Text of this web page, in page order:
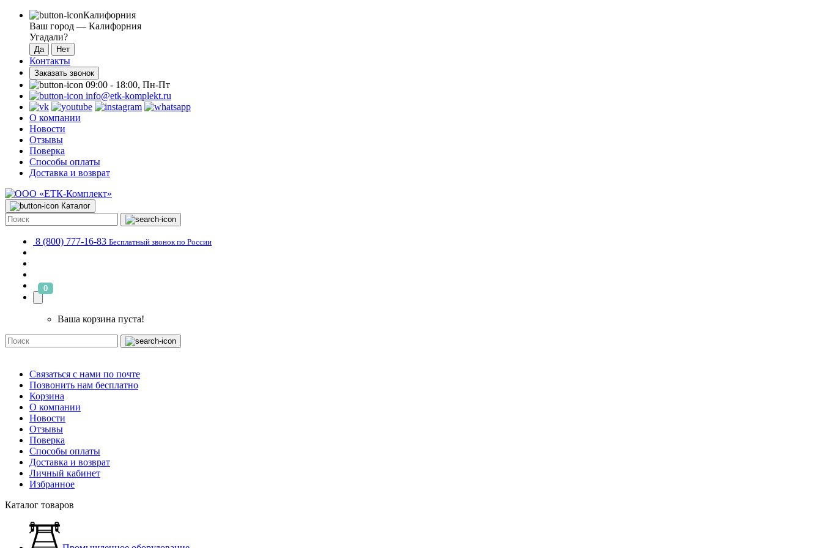
Калифорния
Ваш город — Калифорния
Угадали?
Контакты
Заказать звонок
09:00 - 18:00, Пн-Пт
info@etk-komplekt.ru
О компании
Новости
Отзывы
Поверка
Способы оплаты
Доставка и возврат
Каталог
8 (800) 777-16-83 Бесплатный звонок по России
0
Ваша корзина пуста!
Связаться с нами по почте
Позвонить нам бесплатно
Корзина
О компании
Новости
Отзывы
Поверка
Способы оплаты
Доставка и возврат
Личный кабинет
Избранное
Каталог товаров